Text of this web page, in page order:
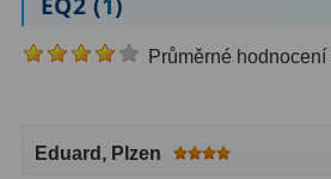
Průměrné hodnocení
Eduard , Plzen